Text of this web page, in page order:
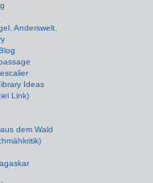
Anderswelt.
Ideas
Link)
dem Wald